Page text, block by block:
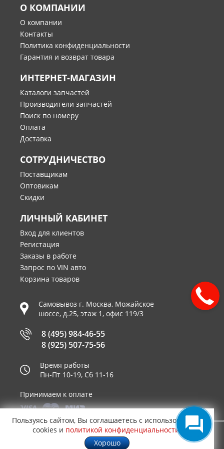
О КОМПАНИИ
О компании
Контакты
Политика конфиденциальности
Гарантия и возврат товара
ИНТЕРНЕТ-МАГАЗИН
Каталоги запчастей
Производители запчастей
Поиск по номеру
Оплата
Доставка
СОТРУДНИЧЕСТВО
Поставщикам
Оптовикам
Скидки
ЛИЧНЫЙ КАБИНЕТ
Вход для клиентов
Регистация
Заказы в работе
Запрос по VIN авто
Корзина товаров
Самовывоз г. Москва, Можайское
шоссе, д.25, этаж 1, офис 119/3
8 (495) 984-46-55
8 (925) 507-75-56
Время работы
Пн-Пт 10-19, Сб 11-16
Принимаем к оплате
© 2003—2026AUTO2.RU™ интернет магазин
запчастей для иномарок в Москве
0,0277
Пользуясь сайтом, Вы соглашаетесь с использованием
cookies и политикой конфиденциальности
Хорошо